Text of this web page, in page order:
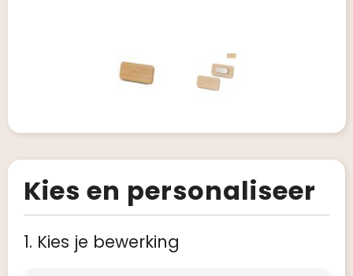
Kies en personaliseer
1. Kies je bewerking